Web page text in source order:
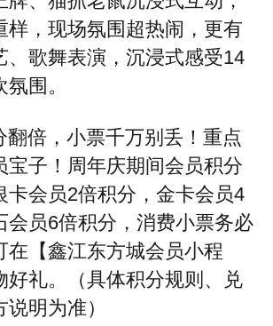
样，现场氛围超热闹，更有
、歌舞表演，沉浸式感受14
围。
翻倍，小票千万别丢！重点
宝子！周年庆期间会员积分
卡会员2倍积分，金卡会员4
会员6倍积分，消费小票务必
在【鑫江东方城会员小程
好礼。（具体积分规则、兑
明为准）